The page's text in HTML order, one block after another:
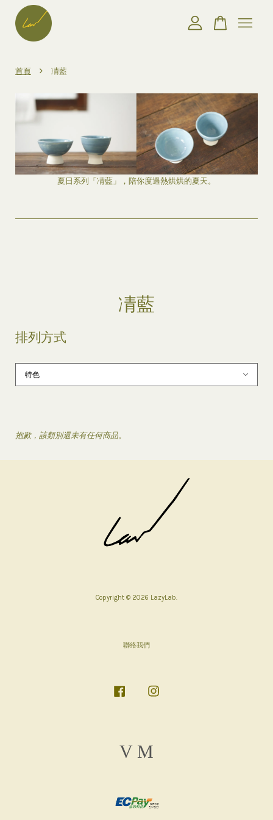
首頁 › 凊藍
夏日系列「凊藍」，陪你度過熱烘烘的夏天。
凊藍
排列方式
抱歉，該類別還未有任何商品。
Copyright © 2026 LazyLab.
聯絡我們
Facebook
Visa
您的購物車目前還是空的。
繼續購物